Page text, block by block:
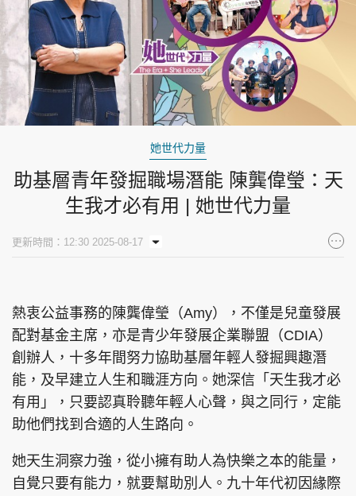
她世代力量
助基層青年發掘職場潛能 陳龔偉瑩：天
生我才必有用 | 她世代力量
更新時間：12:30 2025-08-17
熱衷公益事務的陳龔偉瑩（Amy），不僅是兒童發展
配對基金主席，亦是青少年發展企業聯盟（CDIA）
創辦人，十多年間努力協助基層年輕人發掘興趣潛
能，及早建立人生和職涯方向。她深信「天生我才必
有用」，只要認真聆聽年輕人心聲，與之同行，定能
助他們找到合適的人生路向。
她天生洞察力強，從小擁有助人為快樂之本的能量，
自覺只要有能力，就要幫助別人。九十年代初因緣際